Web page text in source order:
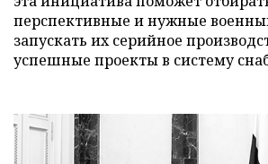
перспективные и нужные
запускать их серийное
успешные проекты в систему